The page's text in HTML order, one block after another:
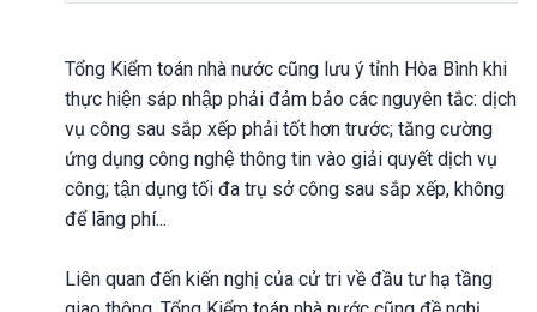
Tổng Kiểm toán nhà nước cũng lưu ý tỉnh Hòa Bình khi
thực hiện sáp nhập phải đảm bảo các nguyên tắc: dịch
vụ công sau sắp xếp phải tốt hơn trước; tăng cường
ứng dụng công nghệ thông tin vào giải quyết dịch vụ
công; tận dụng tối đa trụ sở công sau sắp xếp, không
để lãng phí...
Liên quan đến kiến nghị của cử tri về đầu tư hạ tầng